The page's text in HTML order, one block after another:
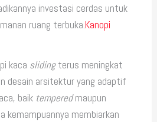
investasi cerdas untuk
ruang terbuka.Kanopi
kaca slidingterus meningkat
desain arsitektur yang adaptif
baik temperedmaupun
kemampuannya membiarkan